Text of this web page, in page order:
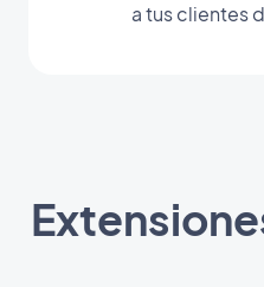
a tus clientes